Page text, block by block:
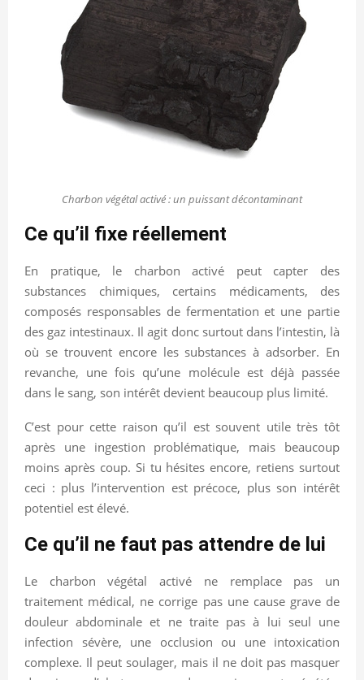
Charbon végétal activé : un puissant décontaminant
Ce qu’il fixe réellement
En pratique, le charbon activé peut capter des
substances chimiques, certains médicaments, des
composés responsables de fermentation et une partie
des gaz intestinaux. Il agit donc surtout dans l’intestin, là
où se trouvent encore les substances à adsorber. En
revanche, une fois qu’une molécule est déjà passée
dans le sang, son intérêt devient beaucoup plus limité.
C’est pour cette raison qu’il est souvent utile très tôt
après une ingestion problématique, mais beaucoup
moins après coup. Si tu hésites encore, retiens surtout
ceci : plus l’intervention est précoce, plus son intérêt
potentiel est élevé.
Ce qu’il ne faut pas attendre de lui
Le charbon végétal activé ne remplace pas un
traitement médical, ne corrige pas une cause grave de
douleur abdominale et ne traite pas à lui seul une
infection sévère, une occlusion ou une intoxication
complexe. Il peut soulager, mais il ne doit pas masquer